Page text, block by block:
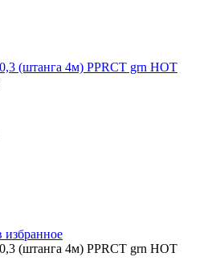
(штанга 4м) PPRCT grn HOT
избранное
(штанга 4м) PPRCT grn HOT